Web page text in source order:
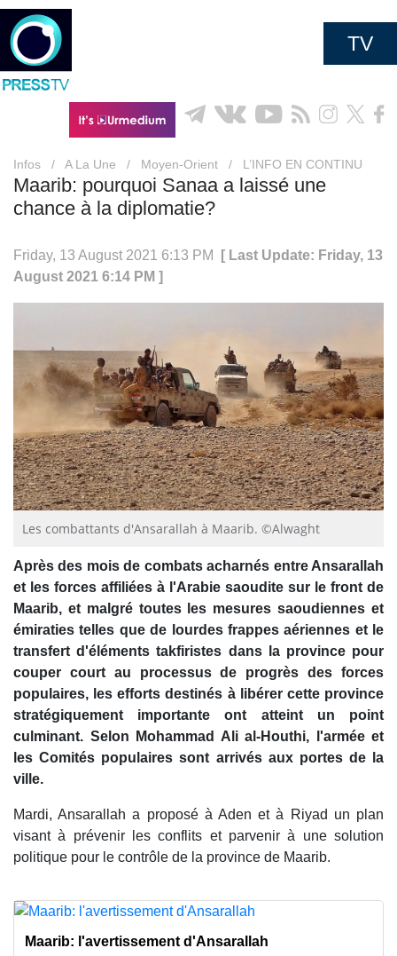
TV
Infos / A La Une / Moyen-Orient / L’INFO EN CONTINU
Maarib: pourquoi Sanaa a laissé une
chance à la diplomatie?
Friday, 13 August 2021 6:13 PM
[ Last Update: Friday, 13
August 2021 6:14 PM ]
Les combattants d'Ansarallah à Maarib. ©Alwaght
Après des mois de combats acharnés entre Ansarallah
et les forces affiliées à l'Arabie saoudite sur le front de
Maarib, et malgré toutes les mesures saoudiennes et
émiraties telles que de lourdes frappes aériennes et le
transfert d'éléments takfiristes dans la province pour
couper court au processus de progrès des forces
populaires, les efforts destinés à libérer cette province
stratégiquement importante ont atteint un point
culminant. Selon Mohammad Ali al-Houthi, l'armée et
les Comités populaires sont arrivés aux portes de la
ville.
Mardi, Ansarallah a proposé à Aden et à Riyad un plan
visant à prévenir les conflits et parvenir à une solution
politique pour le contrôle de la province de Maarib.
Maarib: l'avertissement d'Ansarallah